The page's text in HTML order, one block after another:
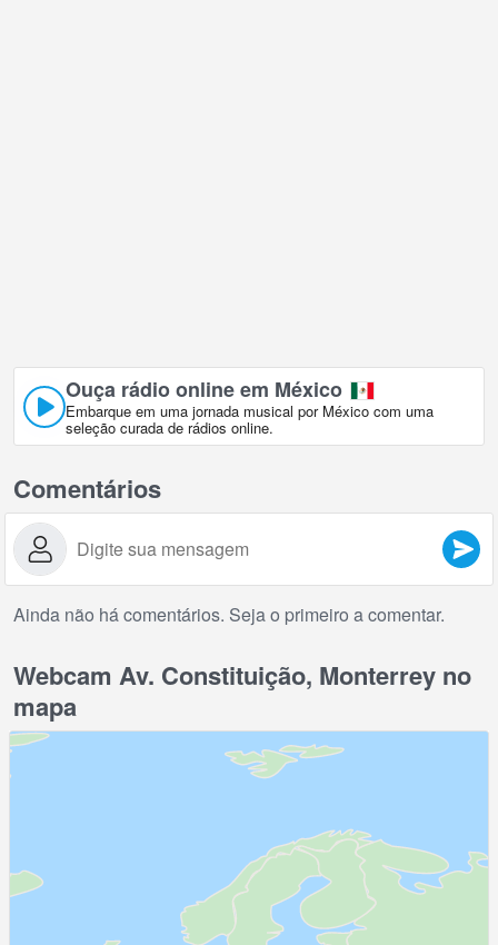
Ouça rádio online em México
Embarque em uma jornada musical por México com uma
seleção curada de rádios online.
Comentários
Ainda não há comentários. Seja o primeiro a comentar.
Webcam Av. Constituição, Monterrey no
mapa